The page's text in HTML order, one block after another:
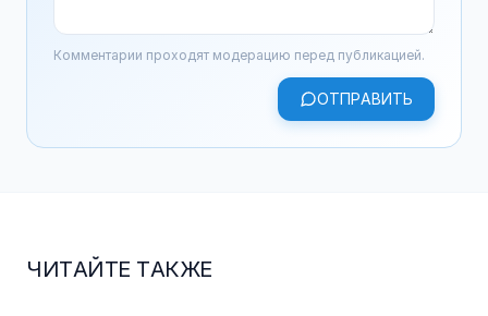
Комментарии проходят модерацию перед публикацией.
ОТПРАВИТЬ
ЧИТАЙТЕ ТАКЖЕ